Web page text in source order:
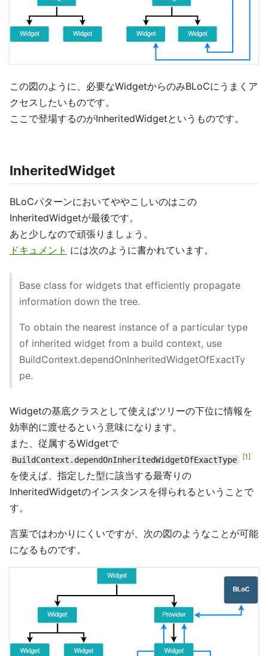
この図のように、必要なWidgetからのみBLoCにうまくア
クセスしたいものです。
ここで登場するのがInheritedWidgetというものです。
InheritedWidget
BLoCパターンにおいてややこしいのはこの
InheritedWidgetが最後です。
あと少しなので頑張りましょう。
ドキュメント には次のように書かれています。
Base class for widgets that efficiently propagate
information down the tree.
To obtain the nearest instance of a particular type
of inherited widget from a build context, use
BuildContext.dependOnInheritedWidgetOfExactTy
pe.
Widgetの基底クラスとして使えばツリーの下位に情報を
効率的に渡せるという意味になります。
また、従属するWidgetで
BuildContext.dependOnInheritedWidgetOfExactType 1
を使えば、指定した型に該当する最寄りの
InheritedWidgetのインスタンスを得られるということで
す。
言葉ではわかりにくいですが、次の図のようなことが可能
になるものです。